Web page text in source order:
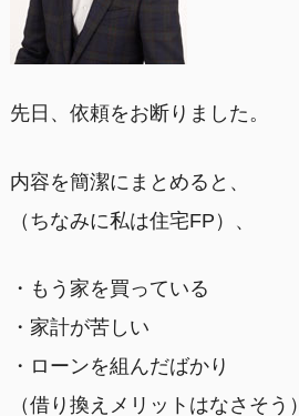
先日、依頼をお断りました。
内容を簡潔にまとめると、
（ちなみに私は住宅FP）、
・もう家を買っている
・家計が苦しい
・ローンを組んだばかり
（借り換えメリットはなさそう）